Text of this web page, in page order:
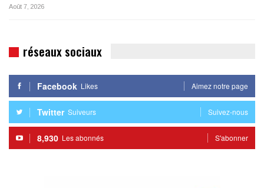
Août 7, 2026
réseaux sociaux
Facebook Likes Aimez notre page
Twitter Suiveurs Suivez-nous
8,930 Les abonnés S'abonner